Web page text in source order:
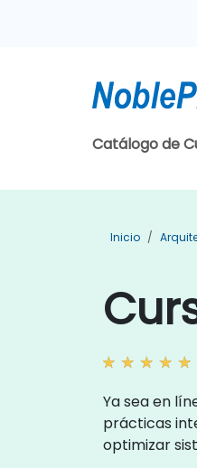
Catálogo de
Inicio
Ya sea en
prácticas
optimizar